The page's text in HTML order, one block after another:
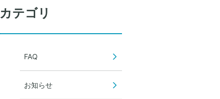
ーとなる
プできない
カテゴリ
FAQ
お知らせ